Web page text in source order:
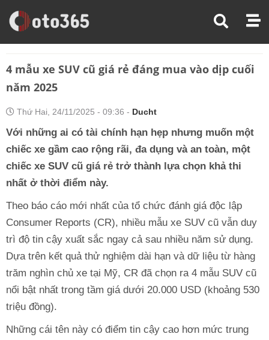
Trang Chủ
Mua Bán Xe
4 mẫu xe SUV cũ giá rẻ đáng mua vào dịp cuối
năm 2025
Thứ Hai, 24/11/2025 - 09:36 - Ducht
Với những ai có tài chính hạn hẹp nhưng muốn một
chiếc xe gầm cao rộng rãi, đa dụng và an toàn, một
chiếc xe SUV cũ giá rẻ trở thành lựa chọn khả thi
nhất ở thời điểm này.
Theo báo cáo mới nhất của tổ chức đánh giá độc lập
Consumer Reports (CR), nhiều mẫu xe SUV cũ vẫn duy
trì độ tin cậy xuất sắc ngay cả sau nhiều năm sử dụng.
Dựa trên kết quả thử nghiệm dài hạn và dữ liệu từ hàng
trăm nghìn chủ xe tại Mỹ, CR đã chọn ra 4 mẫu SUV cũ
nổi bật nhất trong tầm giá dưới 20.000 USD (khoảng 530
triệu đồng).
Những cái tên này có điểm tin cậy cao hơn mức trung